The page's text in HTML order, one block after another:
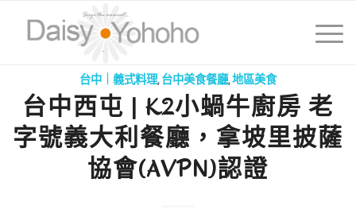
台中｜義式料理,台中美食餐廳,地區美食
台中西屯 | K2小蝸牛廚房 老
字號義大利餐廳，拿坡里披薩
協會(AVPN)認證